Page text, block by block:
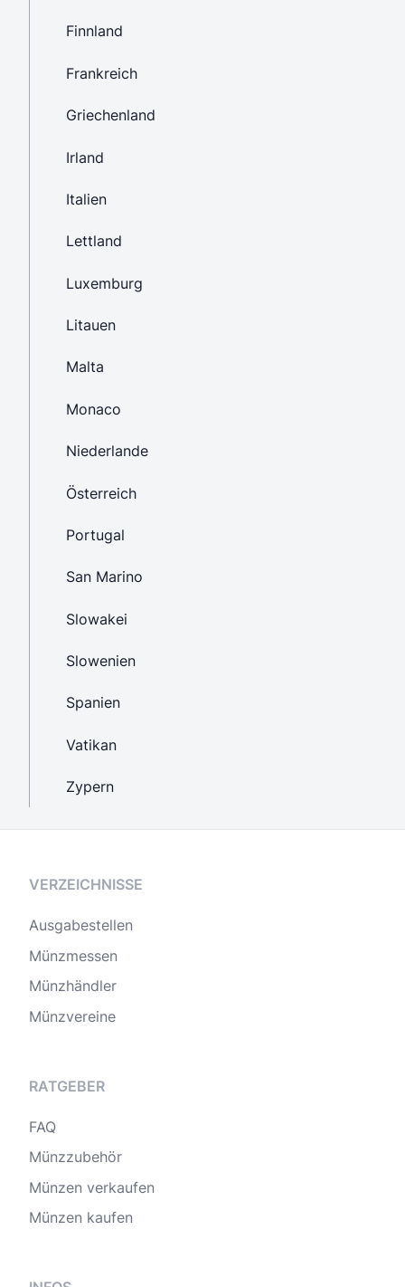
Finnland
Frankreich
Griechenland
Irland
Italien
Lettland
Luxemburg
Litauen
Malta
Monaco
Niederlande
Österreich
Portugal
San Marino
Slowakei
Slowenien
Spanien
Vatikan
Zypern
VERZEICHNISSE
Ausgabestellen
Münzmessen
Münzhändler
Münzvereine
RATGEBER
FAQ
Münzzubehör
Münzen verkaufen
Münzen kaufen